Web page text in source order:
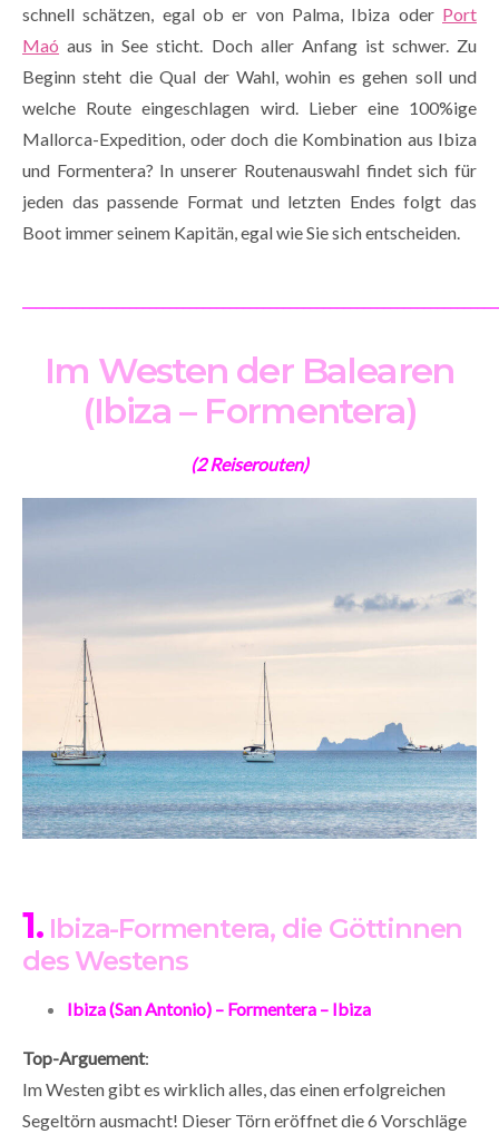
schnell schätzen, egal ob er von Palma, Ibiza oder Port
Maó aus in See sticht. Doch aller Anfang ist schwer. Zu
Beginn steht die Qual der Wahl, wohin es gehen soll und
welche Route eingeschlagen wird. Lieber eine 100%ige
Mallorca-Expedition, oder doch die Kombination aus Ibiza
und Formentera? In unserer Routenauswahl findet sich für
jeden das passende Format und letzten Endes folgt das
Boot immer seinem Kapitän, egal wie Sie sich entscheiden.
Im Westen der Balearen
(Ibiza – Formentera)
(2 Reiserouten)
1.Ibiza-Formentera, die Göttinnen
des Westens
Ibiza (San Antonio) – Formentera – Ibiza
Top-Arguement:
Im Westen gibt es wirklich alles, das einen erfolgreichen
Segeltörn ausmacht! Dieser Törn eröffnet die 6 Vorschläge